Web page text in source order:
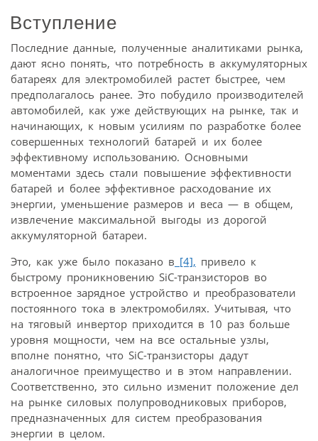
Вступление
Последние данные, полученные аналитиками рынка,
дают ясно понять, что потребность в аккумуляторных
батареях для электромобилей растет быстрее, чем
предполагалось ранее. Это побудило производителей
автомобилей, как уже действующих на рынке, так и
начинающих, к новым усилиям по разработке более
совершенных технологий батарей и их более
эффективному использованию. Основными
моментами здесь стали повышение эффективности
батарей и более эффективное расходование их
энергии, уменьшение размеров и веса — в общем,
извлечение максимальной выгоды из дорогой
аккумуляторной батареи.
Это, как уже было показано в [4], привело к
быстрому проникновению SiC-транзисторов во
встроенное зарядное устройство и преобразователи
постоянного тока в электромобилях. Учитывая, что
на тяговый инвертор приходится в 10 раз больше
уровня мощности, чем на все остальные узлы,
вполне понятно, что SiC-транзисторы дадут
аналогичное преимущество и в этом направлении.
Соответственно, это сильно изменит положение дел
на рынке силовых полупроводниковых приборов,
предназначенных для систем преобразования
энергии в целом.